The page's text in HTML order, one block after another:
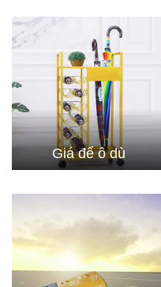
Giá để ô dù